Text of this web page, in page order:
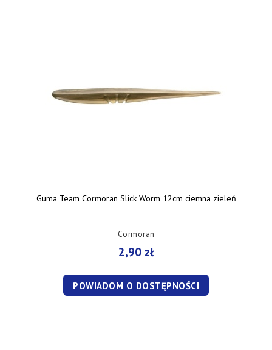
Guma Team Cormoran Slick Worm 12cm ciemna zieleń
Cormoran
2,90 zł
POWIADOM O DOSTĘPNOŚCI